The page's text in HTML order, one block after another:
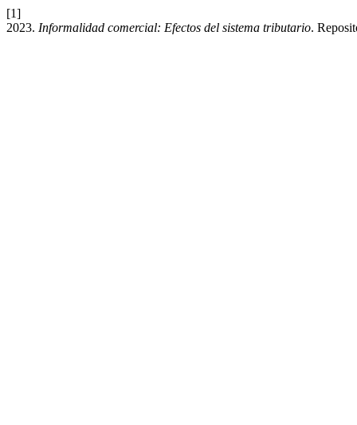
[1]
2023. Informalidad comercial: Efectos del sistema tributario.